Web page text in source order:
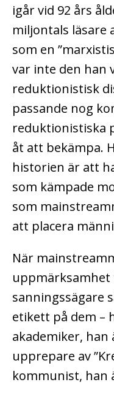
igår vid 92 års
miljontals läsare
som en
var inte den han
reduktionistisk
passande nog
reduktionistiska
åt att bekämpa.
historien är att
som kämpade
som
att placera
När
uppmärksamhet
sanningssägare
etikett på dem –
akademiker, han
upprepare av
kommunist, han